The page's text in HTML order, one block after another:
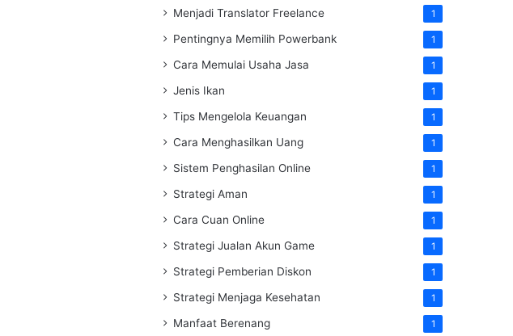
Menjadi Translator Freelance 1
Pentingnya Memilih Powerbank 1
Cara Memulai Usaha Jasa 1
Jenis Ikan 1
Tips Mengelola Keuangan 1
Cara Menghasilkan Uang 1
Sistem Penghasilan Online 1
Strategi Aman 1
Cara Cuan Online 1
Strategi Jualan Akun Game 1
Strategi Pemberian Diskon 1
Strategi Menjaga Kesehatan 1
Manfaat Berenang 1